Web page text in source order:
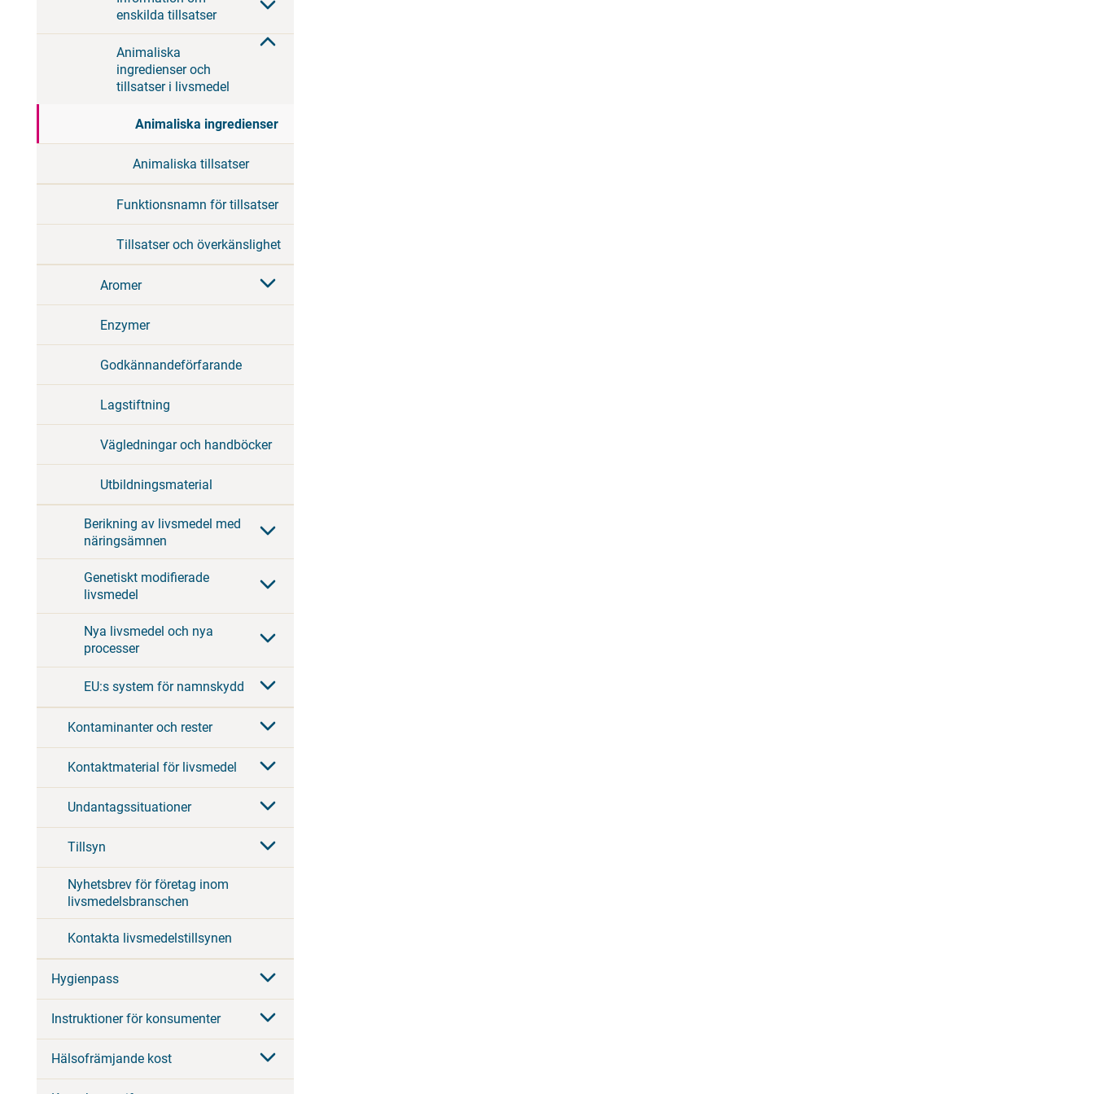
enskilda tillsatser
Animaliska
ingredienser och
tillsatser i livsmedel
Animaliska ingredienser
Animaliska tillsatser
Funktionsnamn för tillsatser
Tillsatser och överkänslighet
Aromer
Enzymer
Godkännandeförfarande
Lagstiftning
Vägledningar och handböcker
Utbildningsmaterial
Berikning av livsmedel med
näringsämnen
Genetiskt modifierade
livsmedel
Nya livsmedel och nya
processer
EU:s system för namnskydd
Kontaminanter och rester
Kontaktmaterial för livsmedel
Undantagssituationer
Tillsyn
Nyhetsbrev för företag inom
livsmedelsbranschen
Kontakta livsmedelstillsynen
Hygienpass
Instruktioner för konsumenter
Hälsofrämjande kost